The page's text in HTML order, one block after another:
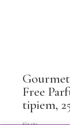
Free
tipiem,